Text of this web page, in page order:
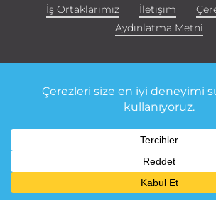
İş Ortaklarımız
İletişim
Aydınlatma Metni